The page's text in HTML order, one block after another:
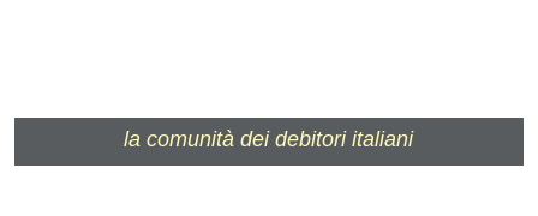
la comunità dei debitori italiani